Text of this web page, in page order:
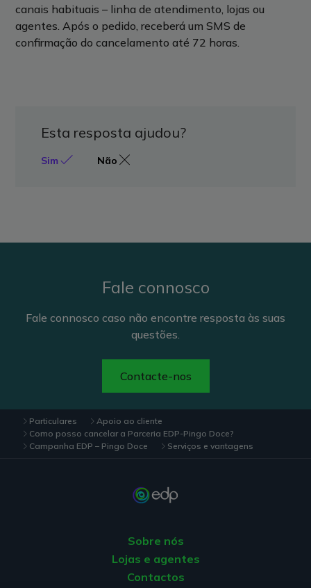
canais habituais – linha de atendimento, lojas ou
agentes. Após o pedido, receberá um SMS de
confirmação do cancelamento até 72 horas.
Esta resposta ajudou?
Sim Não
Fale connosco
Fale connosco caso não encontre resposta às suas
questões.
Contacte-nos
Particulares
Apoio ao cliente
Como posso cancelar a Parceria EDP-Pingo Doce?
Campanha EDP – Pingo Doce
Serviços e vantagens
Sobre nós
Lojas e agentes
Contactos